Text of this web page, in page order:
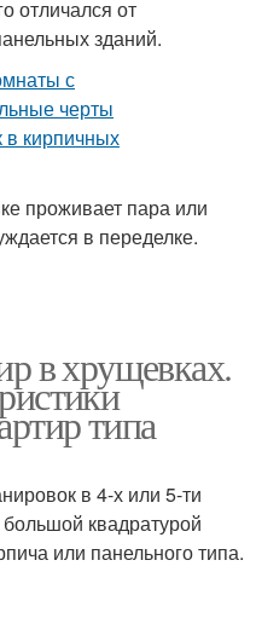
отличался от
зданий.
проживает пара или
в переделке.
в хрущевках.
типа
в 4-х или 5-ти
квадратурой
или панельного типа.